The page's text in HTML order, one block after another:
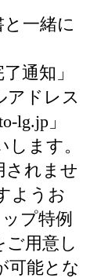
一緒に
通知」
アドレス
lg.jp」
ます。
されませ
ようお
プ特例
用意し
可能とな